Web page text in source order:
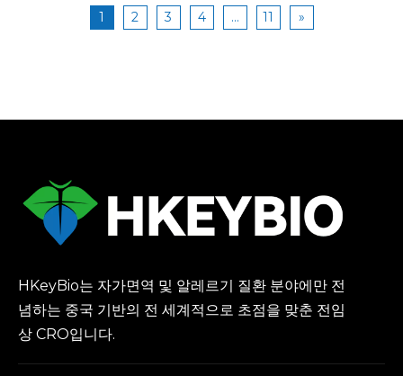
1 2 3 4 ... 11 »
HKeyBio는 자가면역 및 알레르기 질환 분야에만 전
념하는 중국 기반의 전 세계적으로 초점을 맞춘 전임
상 CRO입니다.